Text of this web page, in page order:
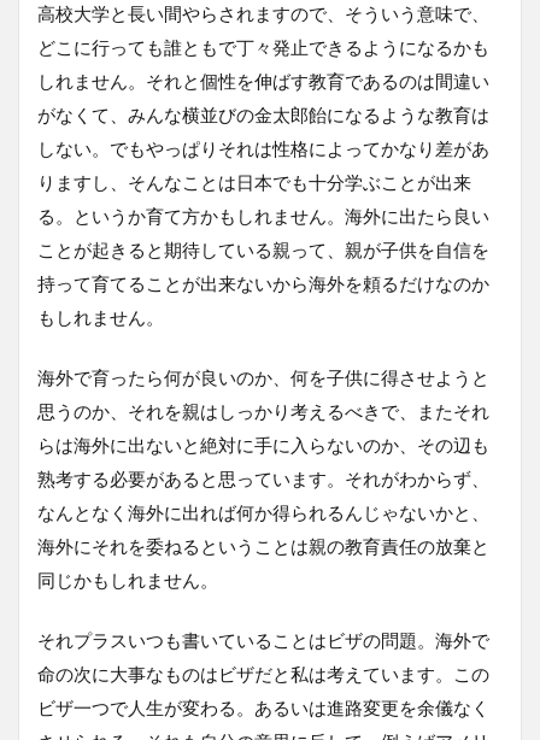
高校大学と長い間やらされますので、そういう意味で、
どこに行っても誰ともで丁々発止できるようになるかも
しれません。それと個性を伸ばす教育であるのは間違い
がなくて、みんな横並びの金太郎飴になるような教育は
しない。でもやっぱりそれは性格によってかなり差があ
りますし、そんなことは日本でも十分学ぶことが出来
る。というか育て方かもしれません。海外に出たら良い
ことが起きると期待している親って、親が子供を自信を
持って育てることが出来ないから海外を頼るだけなのか
もしれません。
海外で育ったら何が良いのか、何を子供に得させようと
思うのか、それを親はしっかり考えるべきで、またそれ
らは海外に出ないと絶対に手に入らないのか、その辺も
熟考する必要があると思っています。それがわからず、
なんとなく海外に出れば何か得られるんじゃないかと、
海外にそれを委ねるということは親の教育責任の放棄と
同じかもしれません。
それプラスいつも書いていることはビザの問題。海外で
命の次に大事なものはビザだと私は考えています。この
ビザ一つで人生が変わる。あるいは進路変更を余儀なく